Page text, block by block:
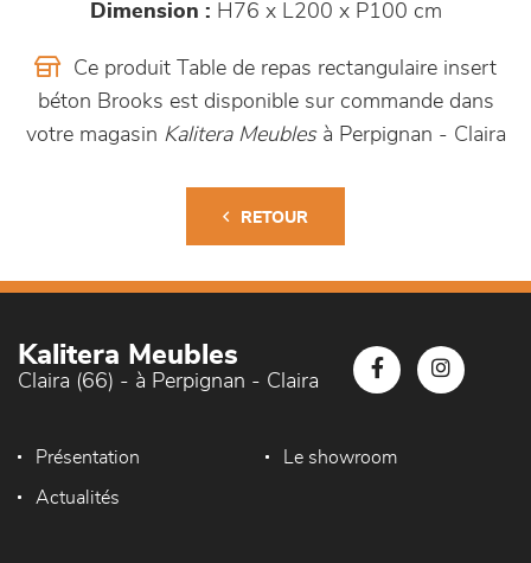
Dimension : H76 x L200 x P100 cm
Ce produit Table de repas rectangulaire insert
béton Brooks est disponible sur commande dans
votre magasin Kalitera Meubles à Perpignan - Claira
RETOUR
Kalitera Meubles
Claira (66) - à Perpignan - Claira
Présentation Le showroom
Actualités